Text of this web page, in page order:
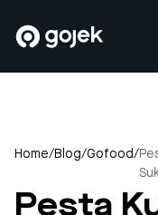
Home/Blog/Gofood/
Pesta